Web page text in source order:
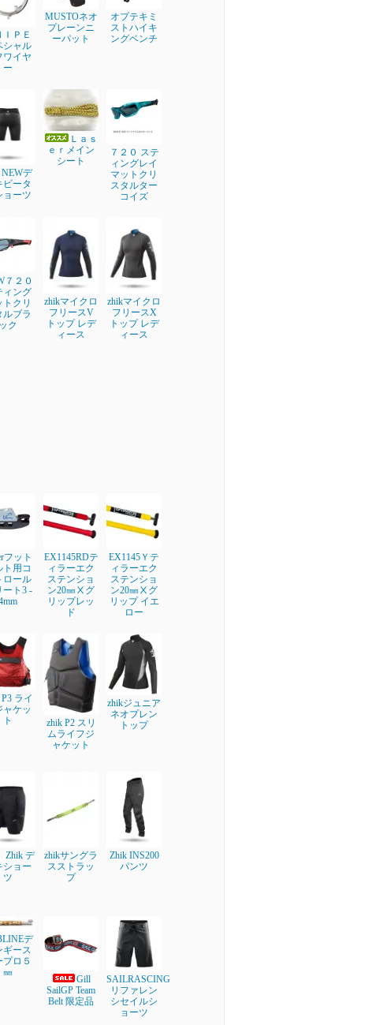
ＩＰＥ
シャル
ワイヤ
ー
MUSTOネオ
プレーンニ
ーパット
オプテキミ
ストハイキ
ングベンチ
NEWデ
ビータ
ョーツ
Ｌａｓ
ｅｒメイン
シート
７２０ ステ
ィングレイ
マットクリ
スタルター
コイズ
７２０
ィング
トクリ
ルブラ
ック
zhikマイクロ
フリースV
トップ レデ
ィース
zhikマイクロ
フリースX
トップ レデ
ィース
フット
ト用コ
ロール
ート3 -
EX1145RDテ
ィラーエク
ステンショ
ン20㎜Ⅹグ
リップレッ
ド
EX1145Ｙテ
ィラーエク
ステンショ
ン20㎜Ⅹグ
リップ イエ
ロー
ライ
ャケッ
ト
zhik P2 スリ
ムライフジ
ャケット
zhikジュニア
ネオプレン
トップ
Zhik デ
ショー
ツ
zhikサングラ
スストラッ
プ
Zhik INS200
パンツ
デ
ギース
プロ５
㎜
Gill
SailGP Team
Belt 限定品
SAILRASCING
リファレン
シセイルシ
ョーツ